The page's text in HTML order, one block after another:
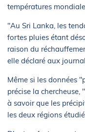
températures
"Au Sri Lanka, les
fortes pluies étant
raison du
elle déclaré aux
Même si les données
précise la chercheuse,
à savoir que les
les deux régions